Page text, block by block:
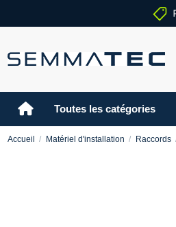
Toutes les catégories
Accueil Matériel d'installation Raccords